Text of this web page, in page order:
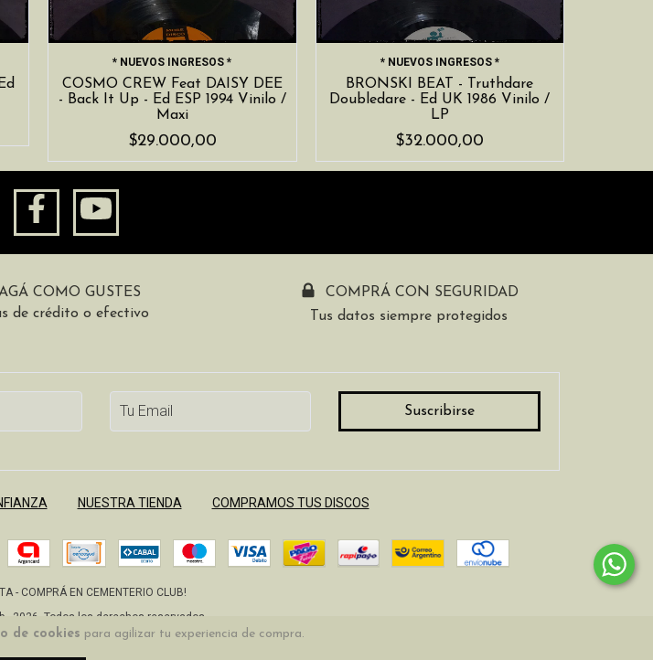
de cookies para agilizar tu experiencia de compra.
* NUEVOS INGRESOS *
COSMO CREW Feat DAISY DEE
- Back It Up - Ed ESP 1994 Vinilo /
Maxi
$29.000,00
* NUEVOS INGRESOS *
BRONSKI BEAT - Truthdare
Doubledare - Ed UK 1986 Vinilo /
LP
$32.000,00
COMO GUSTES
de crédito o efectivo
COMPRÁ CON SEGURIDAD
Tus datos siempre protegidos
NUESTRA TIENDA COMPRAMOS TUS DISCOS
- COMPRÁ EN CEMENTERIO CLUB!
- 2026. Todos los derechos reservados.
Para reclamosingrese aquí